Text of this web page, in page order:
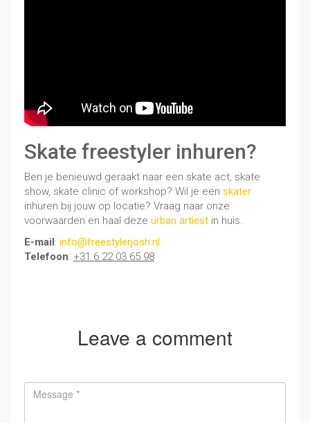
Skate freestyler inhuren?
Ben je benieuwd geraakt naar een skate act, skate
show, skate clinic of workshop? Wil je een skater
inhuren bij jouw op locatie? Vraag naar onze
voorwaarden en haal deze urban artiest in huis.
E-mail: info@freestylerjosh.nl
Telefoon: +31 6 22 03 65 98
Leave a comment